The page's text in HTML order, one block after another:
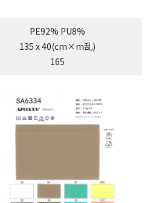
PE92% PU8%
135 x 40(cm×m乱)
165